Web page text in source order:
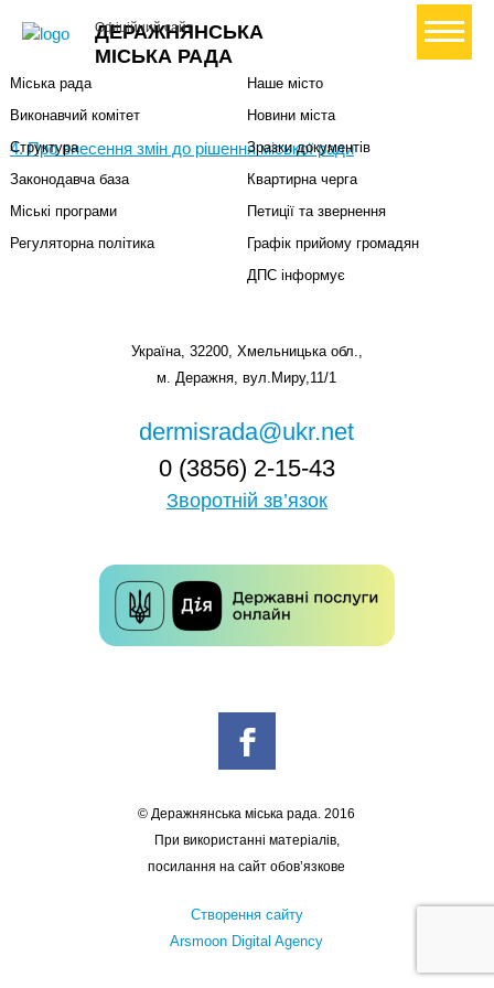
ДЕРАЖНЯНСЬКА
МІСЬКА РАДА
Офіційний сайт+ Створити петицію
4. Про внесення змін до рішення міської ради
Міський голова
Міська рада
Виконавчий комітет
Структура
Законодавча база
Міські програми
Регуляторна політика
Наше місто
Новини міста
Зразки документів
Квартирна черга
Петиції та звернення
Графік прийому громадян
ДПС інформує
Україна, 32200, Хмельницька обл.,
м. Деражня, вул.Миру,11/1
dermisrada@ukr.net
0 (3856) 2-15-43
Зворотній зв’язок
© Деражнянська міська рада. 2016
При використанні матеріалів,
посилання на сайт обов’язкове
Створення сайту
Arsmoon Digital Agency